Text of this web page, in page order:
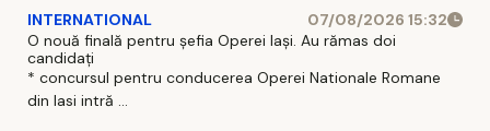
INTERNATIONAL
07/08/2026 15:32
O nouă finală pentru șefia Operei Iași. Au rămas doi
candidați
* concursul pentru conducerea Operei Nationale Romane
din Iasi intră ...